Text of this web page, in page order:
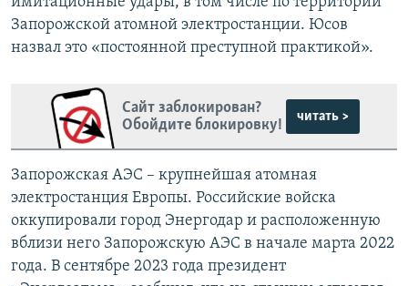
Запорожской атомной электростанции. Юсов
назвал это «постоянной преступной практикой».
Сайт заблокирован?
Обойдите блокировку!
читать >
Запорожская АЭС – крупнейшая атомная
электростанция Европы. Российские войска
оккупировали город Энергодар и расположенную
вблизи него Запорожскую АЭС в начале марта 2022
года. В сентябре 2023 года президент